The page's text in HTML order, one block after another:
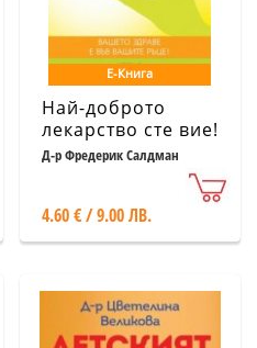
Е-Книга
Най-доброто
лекарство сте вие!
Д-р Фредерик Салдман
4.60 € / 9.00 ЛВ.